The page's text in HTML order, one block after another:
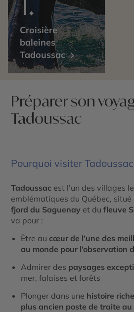
Croisière
baleines
Tadoussac
Préparer son
Tadoussac
Pourquoi visiter Tadoussac
Tadoussac est l’un des villages
emblématiques du Québec,
fjord du Saguenay et dufleuve
va pour :
Être au cœur de l’une des
au monde pour l’observation
Admirer des paysages
mer, falaises et forêts
Plonger dans une histoire riche
plus ancien poste de traite au